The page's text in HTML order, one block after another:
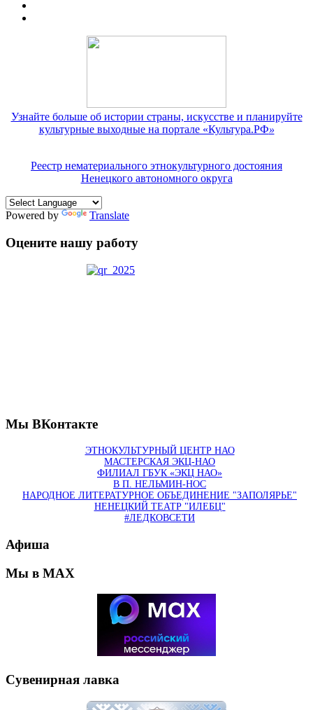
Узнайте больше об истории страны, искусстве и планируйте
культурные выходные на портале «Культура.РФ»
Реестр нематериального этнокультурного достояния
Ненецкого автономного округа
Powered by Translate
Оцените нашу работу
Мы ВКонтакте
ЭТНОКУЛЬТУРНЫЙ ЦЕНТР НАО
МАСТЕРСКАЯ ЭКЦ-НАО
ФИЛИАЛ ГБУК «ЭКЦ НАО»
В П. НЕЛЬМИН-НОС
НАРОДНОЕ ЛИТЕРАТУРНОЕ ОБЪЕДИНЕНИЕ "ЗАПОЛЯРЬЕ"
НЕНЕЦКИЙ ТЕАТР "ИЛЕБЦ"
#ЛЕДКОВСЕТИ
Афиша
Мы в MAX
Сувенирная лавка